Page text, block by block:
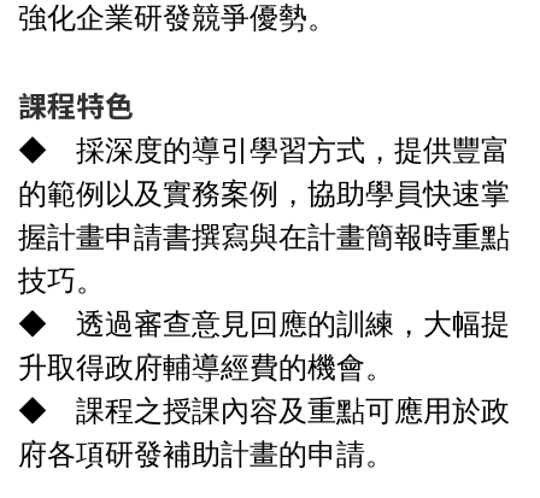
強化企業研發競爭優勢。
課程特色
◆ 採深度的導引學習方式，提供豐富
的範例以及實務案例，協助學員快速掌
握計畫申請書撰寫與在計畫簡報時重點
技巧。
◆ 透過審查意見回應的訓練，大幅提
升取得政府輔導經費的機會。
◆ 課程之授課內容及重點可應用於政
府各項研發補助計畫的申請。